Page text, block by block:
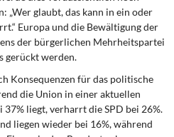
„Wer glaubt, das kann in ein oder
Europa und die Bewältigung der
der bürgerlichen Mehrheitspartei
gerückt werden.
Konsequenzen für das politische
die Union in einer aktuellen
liegt, verharrt die SPD bei 26%.
liegen wieder bei 16%, während